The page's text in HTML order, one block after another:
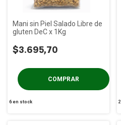
Mani sin Piel Salado Libre de
gluten DeC x 1Kg
$3.695,70
6en stock 2